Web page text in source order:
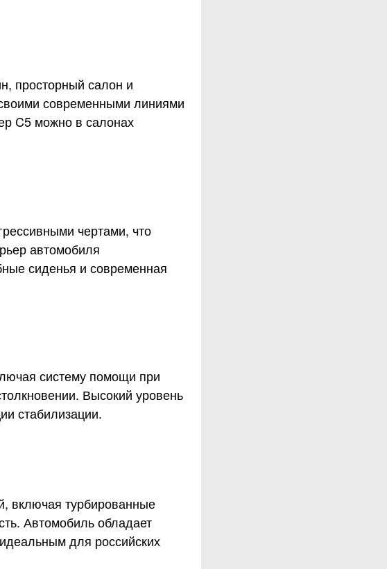
просторный салон и
современными линиями
C5 можно в салонах
чертами, что
автомобиля
сиденья и современная
систему помощи при
Высокий уровень
стабилизации.
включая турбированные
Автомобиль обладает
для российских